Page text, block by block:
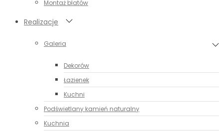
Montaż blatów
Realizacje
Galeria
Dekorów
Łazienek
Kuchni
Podświetlany kamień naturalny
Kuchnia